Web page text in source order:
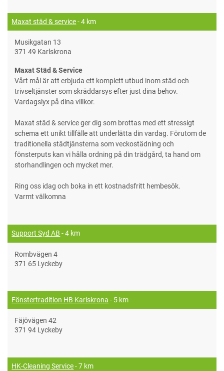
Maxat städ & service- 4 km
Musikgatan 13
371 49 Karlskrona
Maxat Städ & Service
Vårt mål är att erbjuda ett komplett utbud inom städ och
trivseltjänster som skräddarsys efter just dina behov.
Vardagslyx på dina villkor.
Maxat städ & service ger dig som brottas med ett stressigt
schema ett unikt tillfälle att underlätta din vardag. Förutom de
traditionella städtjänsterna som veckostädning och
fönsterputs kan vi hålla ordning på din trädgård, ta hand om
storhandlingen och mycket mer.
Ring oss idag och boka in ett kostnadsfritt hembesök.
Varmt välkomna
Support Syd AB - 4 km
Rombvägen 4
371 65 Lyckeby
Fönstertradition HB Karlskrona - 5 km
Fäjövägen 42
371 94 Lyckeby
HK-Cleaning Service- 7 km